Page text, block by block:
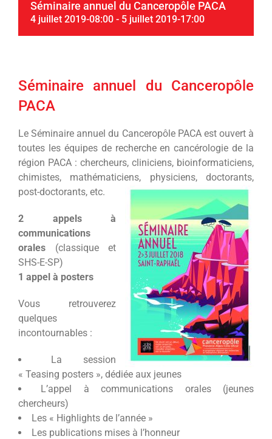
Séminaire annuel du Canceropôle PACA
4 juillet 2019-08:00 - 5 juillet 2019-17:00
Séminaire annuel du Canceropôle
PACA
Le Séminaire annuel du Canceropôle PACA est ouvert à
toutes les équipes de recherche en cancérologie de la
région PACA : chercheurs, cliniciens, bioinformaticiens,
chimistes, mathématiciens, physiciens, doctorants,
post-doctorants, etc.
2 appels à
communications
orales (classique et
SHS-E-SP)
1 appel à posters
Vous retrouverez
quelques
incontournables :
La session
« Teasing posters », dédiée aux jeunes
L’appel à communications orales (jeunes
chercheurs)
Les « Highlights de l’année »
Les publications mises à l’honneur